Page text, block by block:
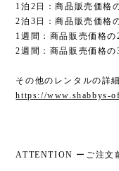
1泊2日：商品販売価格
2泊3日：商品販売価格
1週間：商品販売価格の
2週間：商品販売価格の
その他のレンタルの詳
https://www.shabbys-
ATTENTION ーご注文